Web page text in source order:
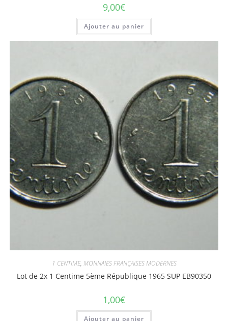
9,00€
Ajouter au panier
1 CENTIME, MONNAIES FRANÇAISES MODERNES
Lot de 2x 1 Centime 5ème République 1965 SUP EB90350
1,00€
Ajouter au panier